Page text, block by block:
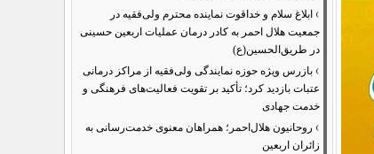
› ابلاغ سلام و خداقوت نماینده محترم ولی‌فقیه در
جمعیت هلال احمر به کادر درمان عملیات اربعین حسینی
در طریق‌الحسین(ع)
› بازرس ویژه حوزه نمایندگی ولی‌فقیه از مراکز درمانی
عتبات بازدید کرد؛ تأکید بر تقویت فعالیت‌های فرهنگی و
خدمت جهادی
› روحانیون هلال‌احمر؛ همراهان معنوی خدمت‌رسانی به
زائران اربعین